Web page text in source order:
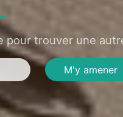
pour trouver une
M'y amener